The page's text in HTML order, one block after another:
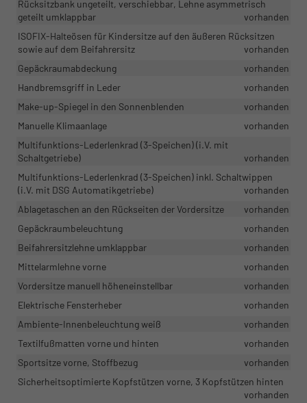
Rücksitzbank ungeteilt, verschiebbar, Lehne asymmetrisch
geteilt umklappbar
vorhanden
ISOFIX-Halteösen für Kindersitze auf den äußeren Rücksitzen
sowie auf dem Beifahrersitz
vorhanden
Gepäckraumabdeckung
vorhanden
Handbremsgriff in Leder
vorhanden
Make-up-Spiegel in den Sonnenblenden
vorhanden
Manuelle Klimaanlage
vorhanden
Multifunktions-Lederlenkrad (3-Speichen) (i.V. mit
Schaltgetriebe)
vorhanden
Multifunktions-Lederlenkrad (3-Speichen) inkl. Schaltwippen
(i.V. mit DSG Automatikgetriebe)
vorhanden
Ablagetaschen an den Rückseiten der Vordersitze
vorhanden
Gepäckraumbeleuchtung
vorhanden
Beifahrersitzlehne umklappbar
vorhanden
Mittelarmlehne vorne
vorhanden
Vordersitze manuell höheneinstellbar
vorhanden
Elektrische Fensterheber
vorhanden
Ambiente-Innenbeleuchtung weiß
vorhanden
Textilfußmatten vorne und hinten
vorhanden
Sportsitze vorne, Stoffbezug
vorhanden
Sicherheitsoptimierte Kopfstützen vorne, 3 Kopfstützen hinten
vorhanden